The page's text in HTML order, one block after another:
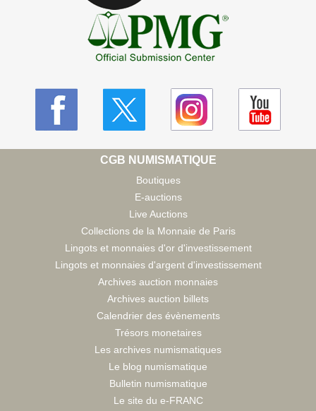
CGB NUMISMATIQUE
Boutiques
E-auctions
Live Auctions
Collections de la Monnaie de Paris
Lingots et monnaies d'or d'investissement
Lingots et monnaies d'argent d'investissement
Archives auction monnaies
Archives auction billets
Calendrier des évènements
Trésors monetaires
Les archives numismatiques
Le blog numismatique
Bulletin numismatique
Le site du e-FRANC